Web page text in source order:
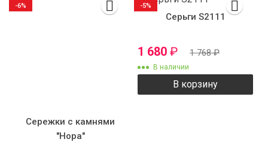
Сережки с камнями
"Нора"
-6%
Серьги S2111
1 680 ₽ 1 768₽
В наличии
В корзину
-5%